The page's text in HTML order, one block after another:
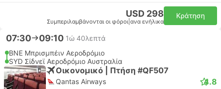
USD 298
Συμπεριλαμβάνονται οι φόροι ανα ενήλικα
Κράτηση
07:30 09:10 1ώ 40λεπτά
BNE Μπρισμπέιν Αεροδρόμιο
SYD Σίδνεϊ Αεροδρόμιο Αυστραλία
Οικονομικό | Πτήση #QF507
Qantas Airways 4.8